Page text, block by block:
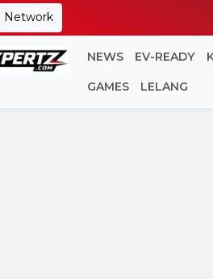
Network
NEWS EV-READY
GAMES LELANG